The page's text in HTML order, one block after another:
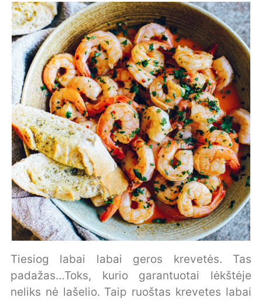
Tiesiog labai labai geros krevetės. Tas
padažas…Toks, kurio garantuotai lėkštėje
neliks nė lašelio. Taip ruoštas krevetes labai